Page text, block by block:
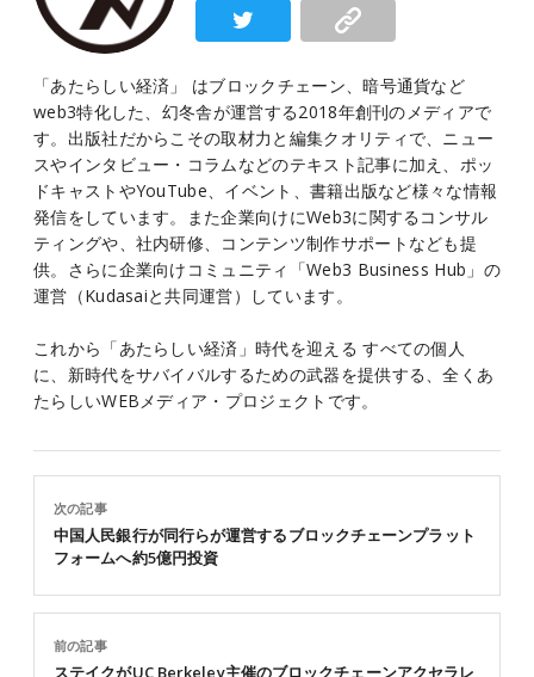
「あたらしい経済」 はブロックチェーン、暗号通貨など
web3特化した、幻冬舎が運営する2018年創刊のメディアで
す。出版社だからこその取材力と編集クオリティで、ニュー
スやインタビュー・コラムなどのテキスト記事に加え、ポッ
ドキャストやYouTube、イベント、書籍出版など様々な情報
発信をしています。また企業向けにWeb3に関するコンサル
ティングや、社内研修、コンテンツ制作サポートなども提
供。さらに企業向けコミュニティ「Web3 Business Hub」の
運営（Kudasaiと共同運営）しています。
これから「あたらしい経済」時代を迎える すべての個人
に、新時代をサバイバルするための武器を提供する、全くあ
たらしいWEBメディア・プロジェクトです。
前の記事
ステイクがUC Berkeley主催のブロックチェーンアクセラレ
次の記事
中国人民銀行が同行らが運営するブロックチェーンプラット
フォームへ約5億円投資